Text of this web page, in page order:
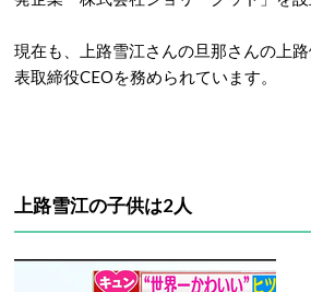
現在も、上路雪江さんの旦那さんの上
表取締役CEOを務められています。
上路雪江の子供は2人